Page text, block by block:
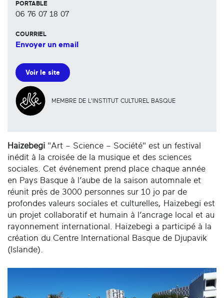
PORTABLE
06 76 07 18 07
COURRIEL
Envoyer un email
Voir le site
MEMBRE DE L'INSTITUT CULTUREL BASQUE
Haizebegi "Art – Science – Société" est un festival
inédit à la croisée de la musique et des sciences
sociales. Cet événement prend place chaque année
en Pays Basque à l’aube de la saison automnale et
réunit près de 3000 personnes sur 10 jo par de
profondes valeurs sociales et culturelles, Haizebegi est
un projet collaboratif et humain à l’ancrage local et au
rayonnement international. Haizebegi a participé à la
création du Centre International Basque de Djupavik
(Islande).